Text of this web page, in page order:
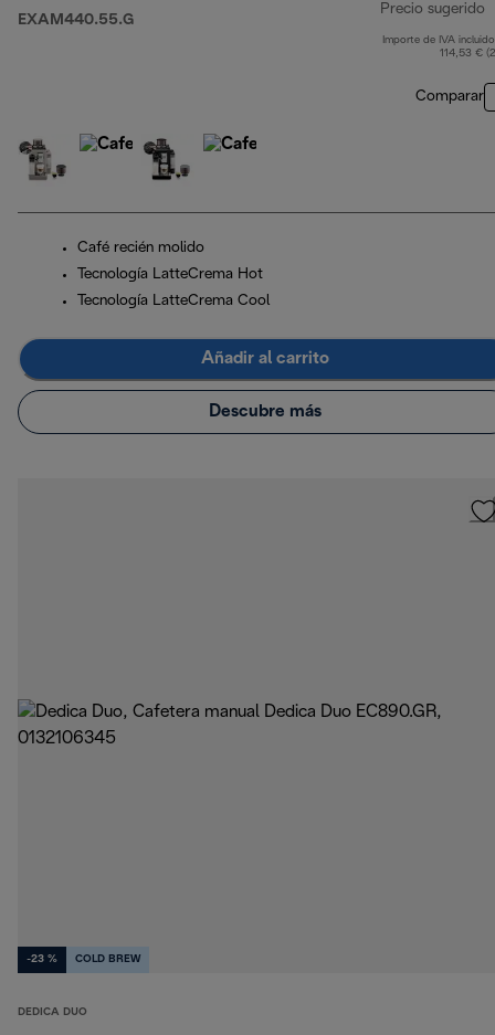
EXAM440.55.G
Precio sugerido
Importe de IVA
114,53 €
Comparar
Café recién molido
Tecnología LatteCrema Hot
Tecnología LatteCrema Cool
Añadir al carrito
Descubre más
-23 % COLD BREW
DEDICA DUO